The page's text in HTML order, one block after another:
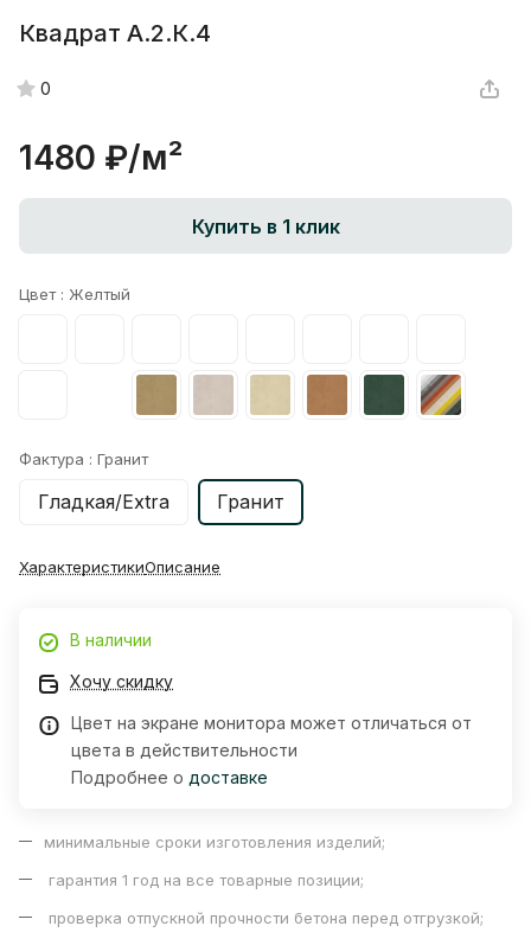
Квадрат А.2.К.4
0
1480 ₽/м²
Купить в 1 клик
Цвет : Желтый
Фактура : Гранит
Гладкая/Extra Гранит
ХарактеристикиОписание
В наличии
Хочу скидку
Цвет на экране монитора может отличаться от
цвета в действительности
Подробнее о доставке
минимальные сроки изготовления изделий;
гарантия 1 год на все товарные позиции;
проверка отпускной прочности бетона перед отгрузкой;